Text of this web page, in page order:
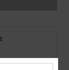
Accessoires